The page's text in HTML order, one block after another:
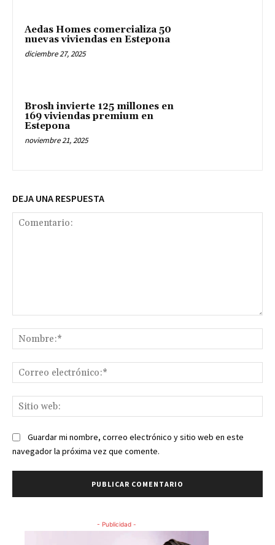
Aedas Homes comercializa 50
nuevas viviendas en Estepona
diciembre 27, 2025
Brosh invierte 125 millones en
169 viviendas premium en
Estepona
noviembre 21, 2025
DEJA UNA RESPUESTA
Guardar mi nombre, correo electrónico y sitio web en este
navegador la próxima vez que comente.
- Publicidad -